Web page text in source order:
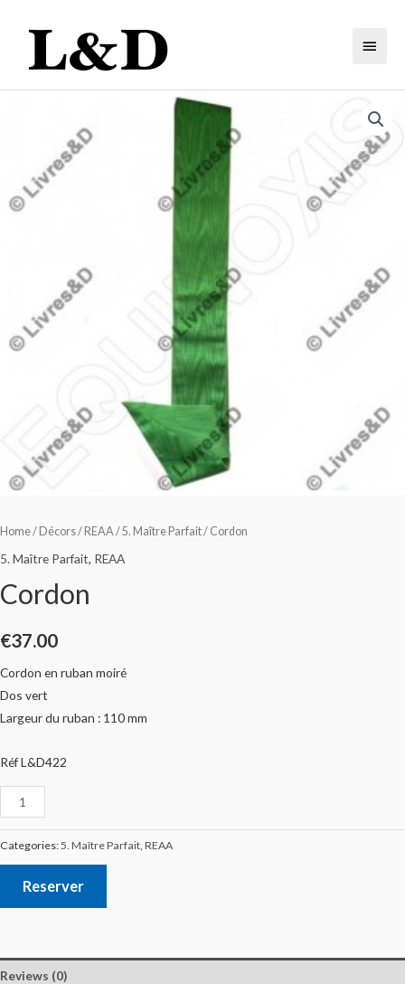
Home/ Décors/ REAA /5. Maître Parfait/ Cordon
5. Maître Parfait, REAA
Cordon
€37.00
Cordon en ruban moiré
Dos vert
Largeur du ruban : 110 mm
Réf L&D422
Categories:5. Maître Parfait, REAA
Reserver
Reviews (0)